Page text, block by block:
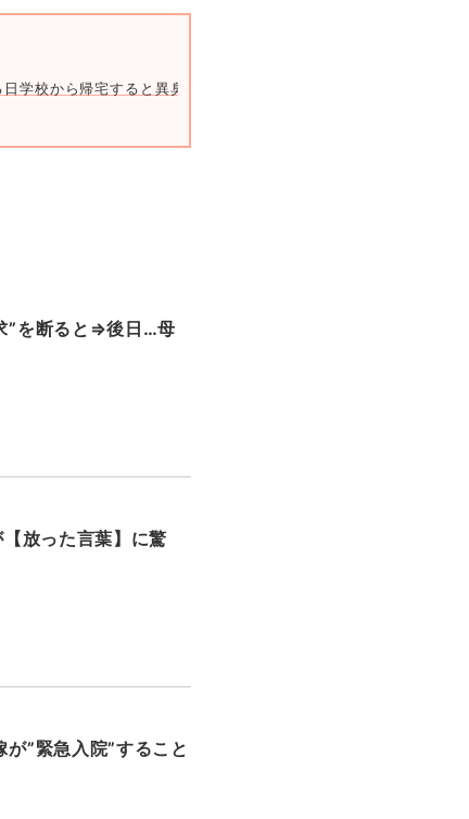
日学校から帰宅すると異臭が。壁には“小さな手形”がたくさんあ
”を断ると⇒後日…母
放った言葉】に驚
”緊急入院”すること